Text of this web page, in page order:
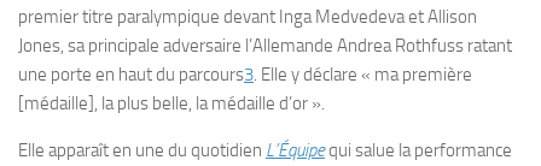
premier titre paralympique devant Inga Medvedeva et Allison
Jones, sa principale adversaire l’Allemande Andrea Rothfuss ratant
une porte en haut du parcours3. Elle y déclare « ma première
[médaille], la plus belle, la médaille d’or ».
Elle apparaît en une du quotidien L’Équipequi salue la performance